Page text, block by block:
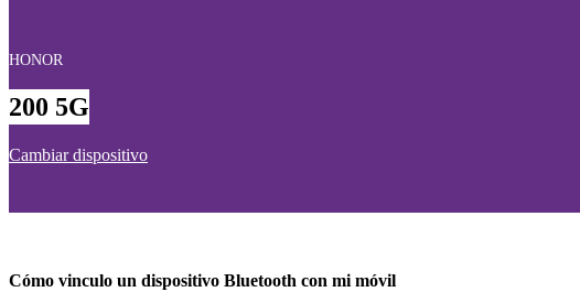
HONOR
200 5G
Cambiar dispositivo
Cómo vinculo un dispositivo Bluetooth con mi móvil